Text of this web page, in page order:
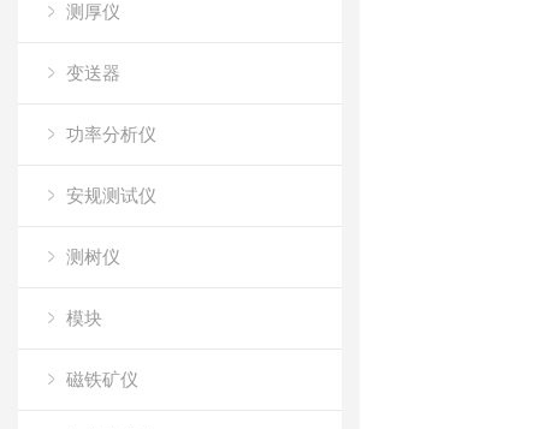
测厚仪
变送器
功率分析仪
安规测试仪
测树仪
模块
磁铁矿仪